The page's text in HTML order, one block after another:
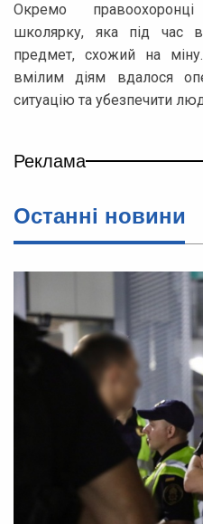
Окремо
школярку, яка під час
предмет, схожий на
вмілим діям вдалося
ситуацію та убезпечити
Реклама
Останні новини